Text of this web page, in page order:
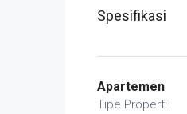
Spesifikasi
Apartemen
Tipe Properti